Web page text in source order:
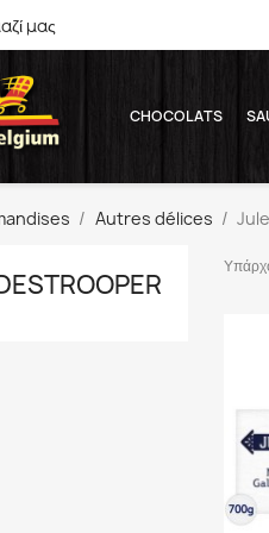
μας
CHOCOLATS
Autres délices